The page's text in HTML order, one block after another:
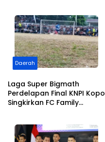
FC Family
Daerah
Laga Super Bigmath
Perdelapan Final KNPI Kopo
Singkirkan FC Family
Juara